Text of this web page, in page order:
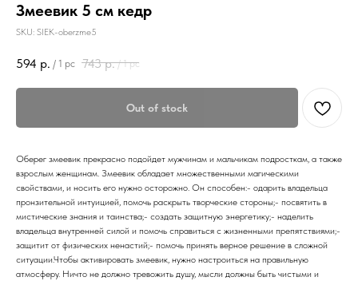
Змеевик 5 см кедр
SKU: SIEK-oberzme5
594 р. / 1 pc 743 р. / 1 pc
Out of stock
Оберег змеевик прекрасно подойдет мужчинам и мальчикам подросткам, а также
взрослым женщинам. Змеевик обладает множественными магическими
свойствами, и носить его нужно осторожно. Он способен:- одарить владельца
пронзительной интуицией, помочь раскрыть творческие стороны;- посвятить в
мистические знания и таинства;- создать защитную энергетику;- наделить
владельца внутренней силой и помочь справиться с жизненными препятствиями;-
защитит от физических ненастий;- помочь принять верное решение в сложной
ситуации.Чтобы активировать змеевик, нужно настроиться на правильную
атмосферу. Ничто не должно тревожить душу, мысли должны быть чистыми и